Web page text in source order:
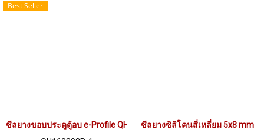
Best Seller
ซีลยางขอบประตูตู้อบ e-Profile QH160802Rซีลยางซิลิโคนสี่เหลี่ยม 5x8 mm